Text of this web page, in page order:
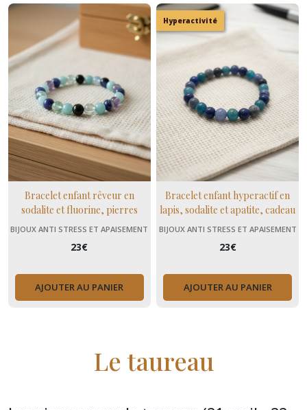
Bracelet enfant rêveur en
sodalite et fluorine, pierres
naturelles unisexe
BIJOUX ANTI STRESS ET APAISEMENT
23€
AJOUTER AU PANIER
Hyperactivité
Bracelet enfant hyperactif en
lapis, sodalite et apatite, cadeau
enfant
BIJOUX ANTI STRESS ET APAISEMENT
23€
AJOUTER AU PANIER
Le taureau